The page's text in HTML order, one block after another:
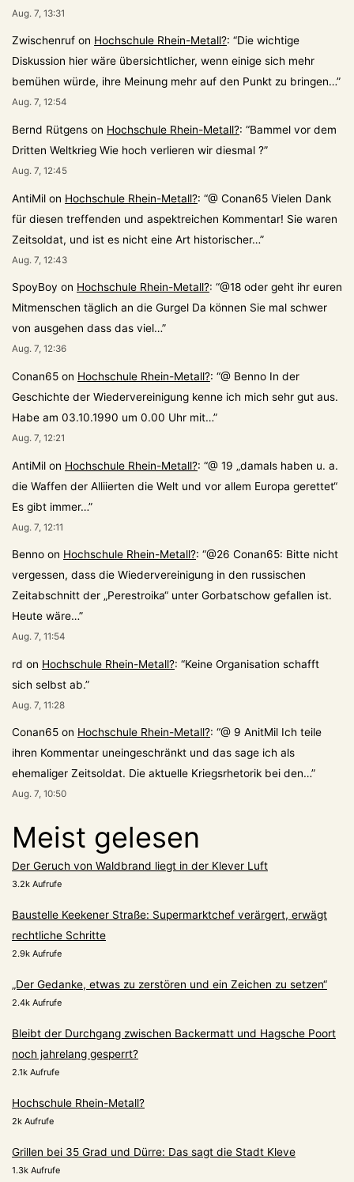
Aug. 7, 13:31
Zwischenruf on Hochschule Rhein-Metall?: “Die wichtige
Diskussion hier wäre übersichtlicher, wenn einige sich mehr
bemühen würde, ihre Meinung mehr auf den Punkt zu bringen…”
Aug. 7, 12:54
Bernd Rütgens on Hochschule Rhein-Metall?: “Bammel vor dem
Dritten Weltkrieg Wie hoch verlieren wir diesmal ?”
Aug. 7, 12:45
AntiMil on Hochschule Rhein-Metall?: “@ Conan65 Vielen Dank
für diesen treffenden und aspektreichen Kommentar! Sie waren
Zeitsoldat, und ist es nicht eine Art historischer…”
Aug. 7, 12:43
SpoyBoy on Hochschule Rhein-Metall?: “@18 oder geht ihr euren
Mitmenschen täglich an die Gurgel Da können Sie mal schwer
von ausgehen dass das viel…”
Aug. 7, 12:36
Conan65 on Hochschule Rhein-Metall?: “@ Benno In der
Geschichte der Wiedervereinigung kenne ich mich sehr gut aus.
Habe am 03.10.1990 um 0.00 Uhr mit…”
Aug. 7, 12:21
AntiMil on Hochschule Rhein-Metall?: “@ 19 „damals haben u. a.
die Waffen der Alliierten die Welt und vor allem Europa gerettet“
Es gibt immer…”
Aug. 7, 12:11
Benno on Hochschule Rhein-Metall?: “@26 Conan65: Bitte nicht
vergessen, dass die Wiedervereinigung in den russischen
Zeitabschnitt der „Perestroika“ unter Gorbatschow gefallen ist.
Heute wäre…”
Aug. 7, 11:54
rd on Hochschule Rhein-Metall?: “Keine Organisation schafft
sich selbst ab.”
Aug. 7, 11:28
Conan65 on Hochschule Rhein-Metall?: “@ 9 AnitMil Ich teile
ihren Kommentar uneingeschränkt und das sage ich als
ehemaliger Zeitsoldat. Die aktuelle Kriegsrhetorik bei den…”
Aug. 7, 10:50
Meist gelesen
Der Geruch von Waldbrand liegt in der Klever Luft
3.2k Aufrufe
Baustelle Keekener Straße: Supermarktchef verärgert, erwägt
rechtliche Schritte
2.9k Aufrufe
„Der Gedanke, etwas zu zerstören und ein Zeichen zu setzen“
2.4k Aufrufe
Bleibt der Durchgang zwischen Backermatt und Hagsche Poort
noch jahrelang gesperrt?
2.1k Aufrufe
Hochschule Rhein-Metall?
2k Aufrufe
Grillen bei 35 Grad und Dürre: Das sagt die Stadt Kleve
1.3k Aufrufe